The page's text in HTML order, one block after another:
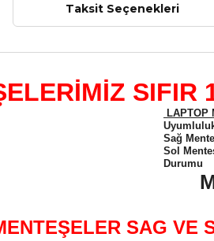
Taksit Seçenekleri
LAPTOP
Sağ
Sol
Durumu
SAG VE